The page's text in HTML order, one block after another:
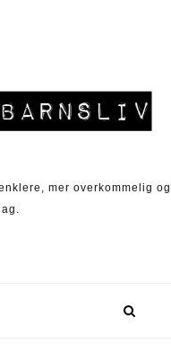
mer overkommelig og